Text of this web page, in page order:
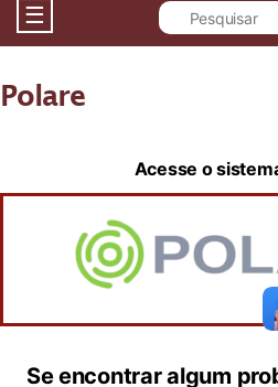
☰
Polare
Acesse o
Se encontrar algum